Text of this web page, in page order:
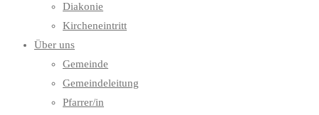
Diakonie
Kircheneintritt
Über uns
Gemeinde
Gemeindeleitung
Pfarrer/in